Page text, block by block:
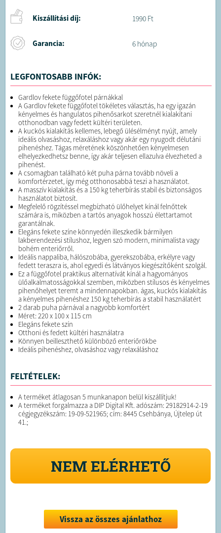
Kiszállítási díj: 1990 Ft
Garancia: 6 hónap
LEGFONTOSABB INFÓK:
Gardlov fekete függőfotel párnákkal
A Gardlov fekete függőfotel tökéletes választás, ha egy igazán
kényelmes és hangulatos pihenősarkot szeretnél kialakítani
otthonodban vagy fedett kültéri területen.
A kuckós kialakítás kellemes, lebegő ülésélményt nyújt, amely
ideális olvasáshoz, relaxáláshoz vagy akár egy nyugodt délutáni
pihenéshez. Tágas méretének köszönhetően kényelmesen
elhelyezkedhetsz benne, így akár teljesen ellazulva élvezheted a
pihenést.
A csomagban található két puha párna tovább növeli a
komfortérzetet, így még otthonosabbá teszi a használatot.
A masszív kialakítás és a 150 kg teherbírás stabil és biztonságos
használatot biztosít.
Megfelelő rögzítéssel megbízható ülőhelyet kínál felnőttek
számára is, miközben a tartós anyagok hosszú élettartamot
garantálnak.
Elegáns fekete színe könnyedén illeszkedik bármilyen
lakberendezési stílushoz, legyen szó modern, minimalista vagy
bohém enteriőrről.
Ideális nappaliba, hálószobába, gyerekszobába, erkélyre vagy
fedett teraszra is, ahol egyedi és látványos kiegészítőként szolgál.
Ez a függőfotel praktikus alternatívát kínál a hagyományos
ülőalkalmatosságokkal szemben, miközben stílusos és kényelmes
pihenőhelyet teremt a mindennapokban. ágas, kuckós kialakítás
a kényelmes pihenéshez 150 kg teherbírás a stabil használatért
2 darab puha párnával a nagyobb komfortért
Méret: 220 x 100 x 115 cm
Elegáns fekete szín
Otthoni és fedett kültéri használatra
Könnyen beilleszthető különböző enteriőrökbe
Ideális pihenéshez, olvasáshoz vagy relaxáláshoz
FELTÉTELEK:
A terméket átlagosan 5 munkanapon belül kiszállítjuk!
A terméket forgalmazza a DIP Digital Kft. adószám: 29182914-2-19
cégjegyzékszám: 19-09-521965; cím: 8445 Csehbánya, Újtelep út
41.;
NEM ELÉRHETŐ
Vissza az összes ajánlathoz